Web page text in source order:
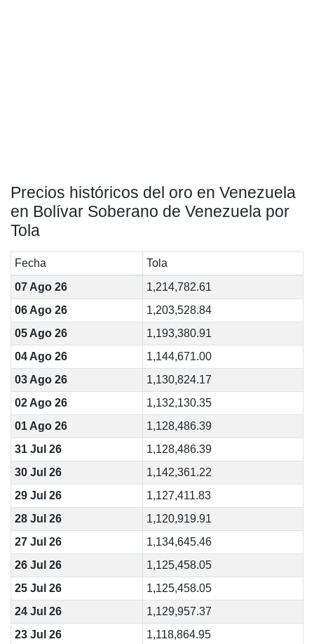
Precios históricos del oro en Venezuela
en Bolívar Soberano de Venezuela por
Tola
Fecha
Tola
07 Ago 26
1,214,782.61
06 Ago 26
1,203,528.84
05 Ago 26
1,193,380.91
04 Ago 26
1,144,671.00
03 Ago 26
1,130,824.17
02 Ago 26
1,132,130.35
01 Ago 26
1,128,486.39
31 Jul 26
1,128,486.39
30 Jul 26
1,142,361.22
29 Jul 26
1,127,411.83
28 Jul 26
1,120,919.91
27 Jul 26
1,134,645.46
26 Jul 26
1,125,458.05
25 Jul 26
1,125,458.05
24 Jul 26
1,129,957.37
23 Jul 26
1,118,864.95